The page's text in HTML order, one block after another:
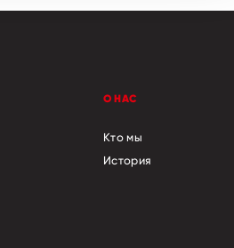
О НАС
Кто мы
История